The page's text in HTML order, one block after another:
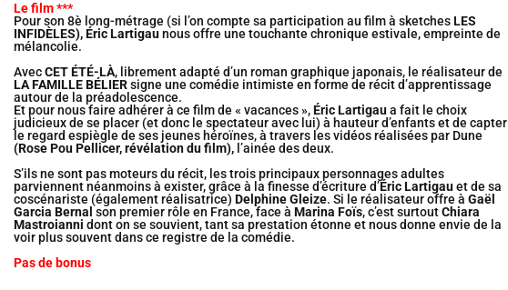
Le film ***
Pour son 8è long-métrage (si l’on compte sa participation au film à sketchesLES
INFIDÈLES), Éric Lartigaunous offre une touchante chronique estivale, empreinte de
mélancolie.
AvecCET ÉTÉ-LÀ, librement adapté d’un roman graphique japonais, le réalisateur de
LA FAMILLE BÉLIERsigne une comédie intimiste en forme de récit d’apprentissage
autour de la préadolescence.
Et pour nous faire adhérer à ce film de « vacances »,Éric Lartigaua fait le choix
judicieux de se placer (et donc le spectateur avec lui) à hauteur d’enfants et de capter
le regard espiègle de ses jeunes héroïnes, à travers les vidéos réalisées par Dune
(Rose Pou Pellicer, révélation du film),l’ainée des deux.
S’ils ne sont pas moteurs du récit, les trois principaux personnages adultes
parviennent néanmoins à exister, grâce à la finesse d’écriture d’Éric Lartigauet de sa
coscénariste (également réalisatrice) Delphine Gleize. Si le réalisateur offre à Gaël
Garcia Bernal son premier rôle en France, face à Marina Foïs, c’est surtoutChiara
Mastroianni dont on se souvient, tant sa prestation étonne et nous donne envie de la
voir plus souvent dans ce registre de la comédie.
Pas de bonus